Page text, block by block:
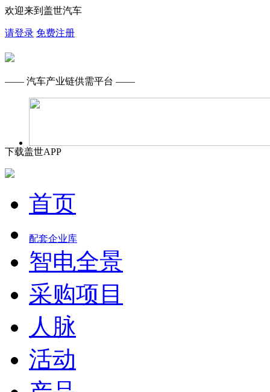
欢迎来到盖世汽车
请登录 免费注册
—— 汽车产业链供需平台 ——
下载盖世APP
首页
配套企业库
智电全景
采购项目
人脉
活动